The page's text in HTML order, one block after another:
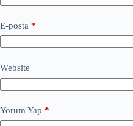
E-posta *
Website
Yorum Yap *